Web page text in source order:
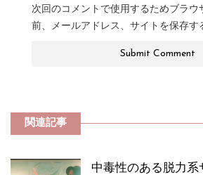
次回のコメントで使用するためブラウ
前、メールアドレス、サイトを保存す
関連記事
中毒性のある脱力系